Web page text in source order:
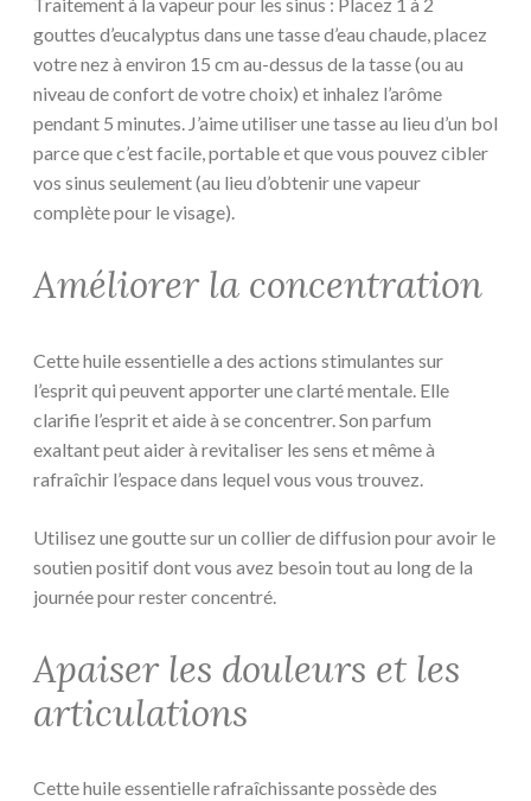
gouttes d’eucalyptus dans une tasse d’eau chaude, placez
votre nez à environ 15 cm au-dessus de la tasse (ou au
niveau de confort de votre choix) et inhalez l’arôme
pendant 5 minutes. J’aime utiliser une tasse au lieu d’un bol
parce que c’est facile, portable et que vous pouvez cibler
vos sinus seulement (au lieu d’obtenir une vapeur
complète pour le visage).
Améliorer la concentration
Cette huile essentielle a des actions stimulantes sur
l’esprit qui peuvent apporter une clarté mentale. Elle
clarifie l’esprit et aide à se concentrer. Son parfum
exaltant peut aider à revitaliser les sens et même à
rafraîchir l’espace dans lequel vous vous trouvez.
Utilisez une goutte sur un collier de diffusion pour avoir le
soutien positif dont vous avez besoin tout au long de la
journée pour rester concentré.
Apaiser les douleurs et les
articulations
Cette huile essentielle rafraîchissante possède des